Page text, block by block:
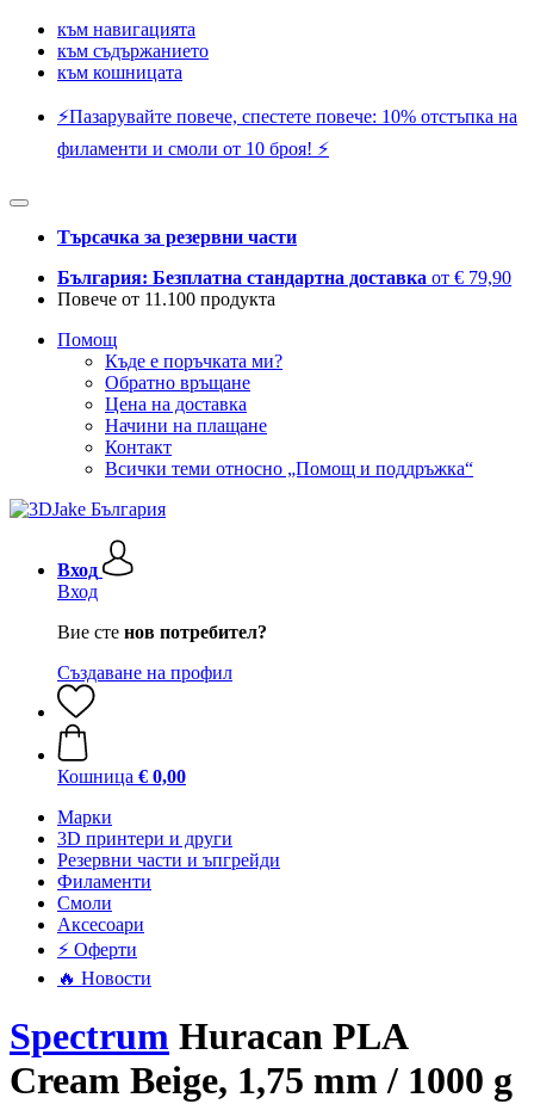
към навигацията
към съдържанието
към кошницата
⚡️Пазарувайте повече, спестете повече: 10% отстъпка на
филаменти и смоли от 10 броя! ⚡️
Търсачка за резервни части
България: Безплатна стандартна доставка от € 79,90
Повече от 11.100 продукта
Помощ
Къде е поръчката ми?
Обратно връщане
Цена на доставка
Начини на плащане
Контакт
Всички теми относно „Помощ и поддръжка“
Вход
Вход
Вие сте нов потребител?
Създаване на профил
Кошница € 0,00
Mарки
3D принтери и други
Резервни части и ъпгрейди
Филаменти
Смоли
Аксесоари
⚡ Оферти
🔥 Новости
Spectrum Huracan PLA
Cream Beige, 1,75 mm / 1000 g